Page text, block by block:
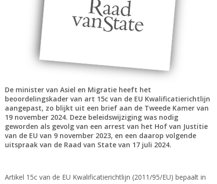
De minister van Asiel en Migratie heeft het
beoordelingskader van art 15c van de EU Kwalificatierichtlijn
aangepast, zo blijkt uit een brief aan de Tweede Kamer van
19 november 2024. Deze beleidswijziging was nodig
geworden als gevolg van een arrest van het Hof van Justitie
van de EU van 9 november 2023, en een daarop volgende
uitspraak van de Raad van State van 17 juli 2024.
Artikel 15c van de EU Kwalificatierichtlijn (2011/95/EU) bepaalt in